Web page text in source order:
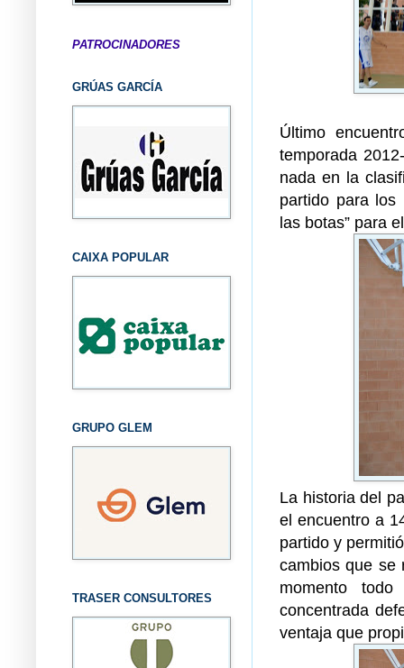
Último
temporada
nada en la
partido para los
las botas” para
La historia del
el encuentro a
partido y
cambios que se
momento
concentrada
ventaja que
PATROCINADORES
GRÚAS GARCÍA
CAIXA POPULAR
GRUPO GLEM
TRASER CONSULTORES